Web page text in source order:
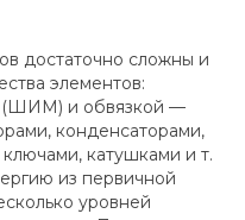
достаточно сложны и
элементов:
(ШИМ) и обвязкой —
конденсаторами,
катушками и т.
из первичной
уровней